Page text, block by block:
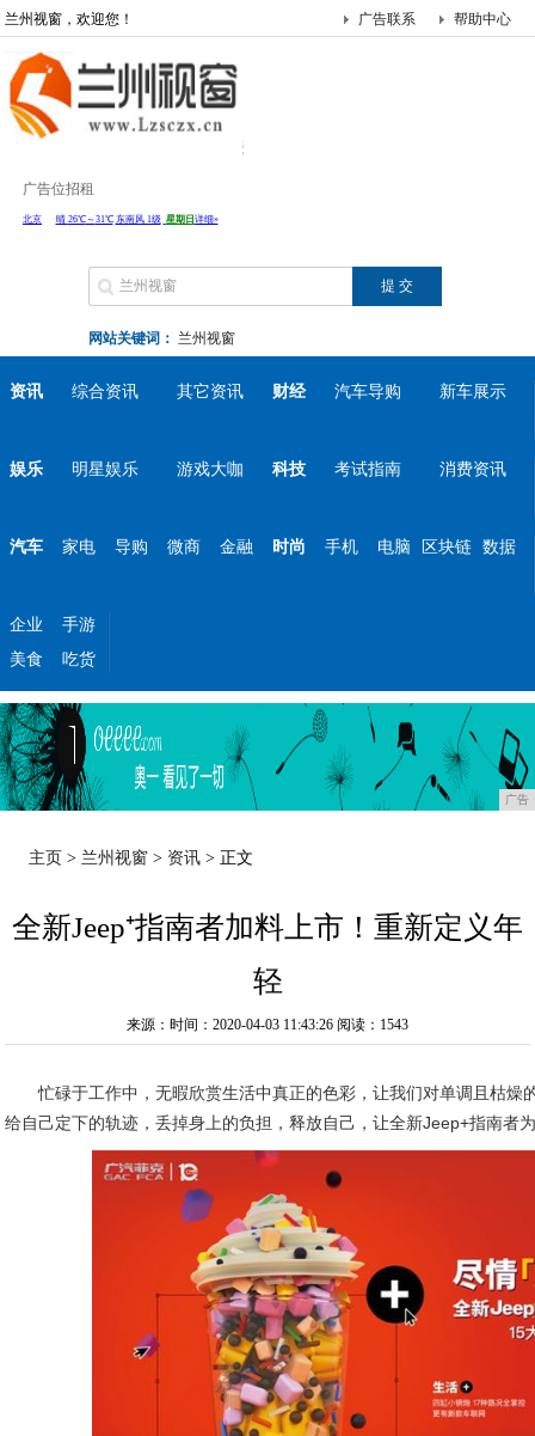
兰州视窗，欢迎您！ 帮助中心
广告联系
广告位招租
网站关键词： 兰州视窗
资讯 综合资讯 其它资讯 财经 汽车导购 新车展示
娱乐 明星娱乐 游戏大咖 科技 考试指南 消费资讯
汽车 家电 导购 微商 金融 时尚 手机 电脑 区块链 数据
企业
手游
美食
吃货
广告
主页 > 兰州视窗 > 资讯 > 正文
全新Jeep⁺指南者加料上市！重新定义年
轻
来源：时间：2020-04-03 11:43:26 阅读：1543
忙碌于工作中，无暇欣赏生活中真正的色彩，让我们对单调且枯燥
给自己定下的轨迹，丢掉身上的负担，释放自己，让全新Jeep+指南者